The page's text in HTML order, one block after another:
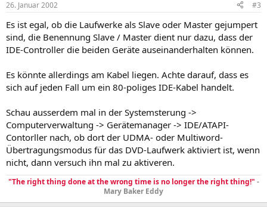
26. Januar 2002 #3
Es ist egal, ob die Laufwerke als Slave oder Master gejumpert
sind, die Benennung Slave / Master dient nur dazu, dass der
IDE-Controller die beiden Geräte auseinanderhalten können.
Es könnte allerdings am Kabel liegen. Achte darauf, dass es
sich auf jeden Fall um ein 80-poliges IDE-Kabel handelt.
Schau ausserdem mal in der Systemsterung ->
Computerverwaltung -> Gerätemanager -> IDE/ATAPI-
Contorller nach, ob dort der UDMA- oder Multiword-
Übertragungsmodus für das DVD-Laufwerk aktiviert ist, wenn
nicht, dann versuch ihn mal zu aktiveren.
"The right thing done at the wrong time is no longer the right thing!" -
Mary Baker Eddy